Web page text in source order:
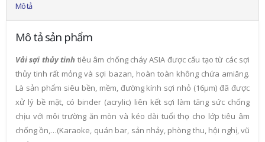
Mô tả
Mô tả sản phẩm
Vải sợi thủy tinh tiêu âm chống cháy ASIA được cấu tạo từ các sợi
thủy tinh rất mỏng và sợi bazan, hoàn toàn không chứa amiăng.
Là sản phẩm siêu bền, mềm, đường kính sợi nhỏ (16µm) đã được
xử lý bề mặt, có binder (acrylic) liên kết sợi làm tăng sức chống
chịu với môi trường ăn mòn và kéo dài tuổi thọ cho lớp tiêu âm
chống ồn,…(Karaoke, quán bar, sản nhảy, phòng thu, hội nghị, vũ